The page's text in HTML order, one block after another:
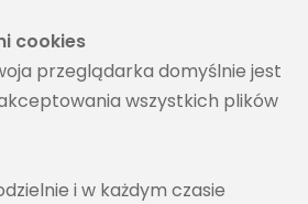
cookies
przeglądarka domyślnie jest
wszystkich plików
i w każdym czasie